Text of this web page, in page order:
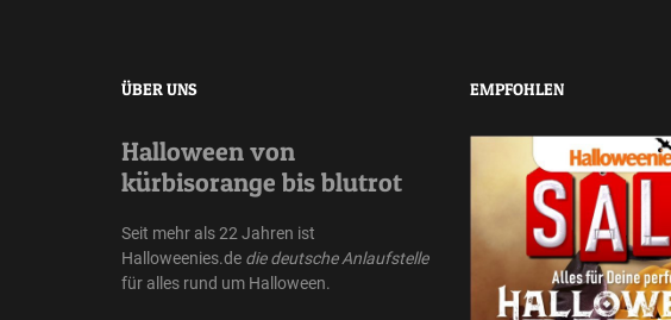
ÜBER UNS
Halloween von
kürbisorange bis blutrot
Seit mehr als 22 Jahren ist
Halloweenies.de die deutsche Anlaufstelle
für alles rund um Halloween.
EMPFOHLEN